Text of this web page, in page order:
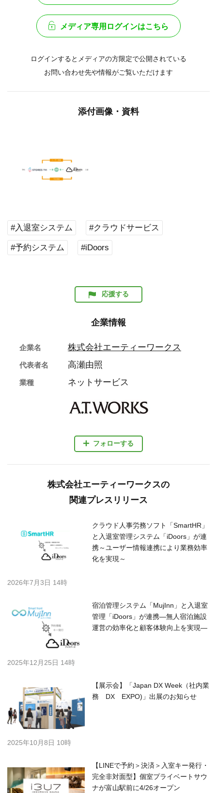
メディア専用ログインはこちら
ログインするとメディアの方限定で公開されている
お問い合わせ先や情報がご覧いただけます
添付画像・資料
#入退室システム #クラウドサービス
#予約システム #iDoors
応援する
企業情報
フォローする
企業名 株式会社エーティーワークス
代表者名 高瀬由照
業種 ネットサービス
株式会社エーティーワークスの
関連プレスリリース
クラウド人事労務ソフト「SmartHR」
と入退室管理システム「iDoors」が連
携～ユーザー情報連携により業務効率
化を実現～
2026年7月3日 14時
宿泊管理システム「MujInn」と入退室
管理「iDoors」が連携—無人宿泊施設
運営の効率化と顧客体験向上を実現—
2025年12月25日 14時
【展示会】「Japan DX Week（社内業
務 DX EXPO)」出展のお知らせ
2025年10月8日 10時
【LINEで予約＞決済＞入室キー発行・
完全非対面型】個室プライベートサウ
ナが富山駅前に4/26オープン